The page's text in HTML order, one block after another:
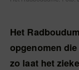
Het
opgenomen
zo laat het